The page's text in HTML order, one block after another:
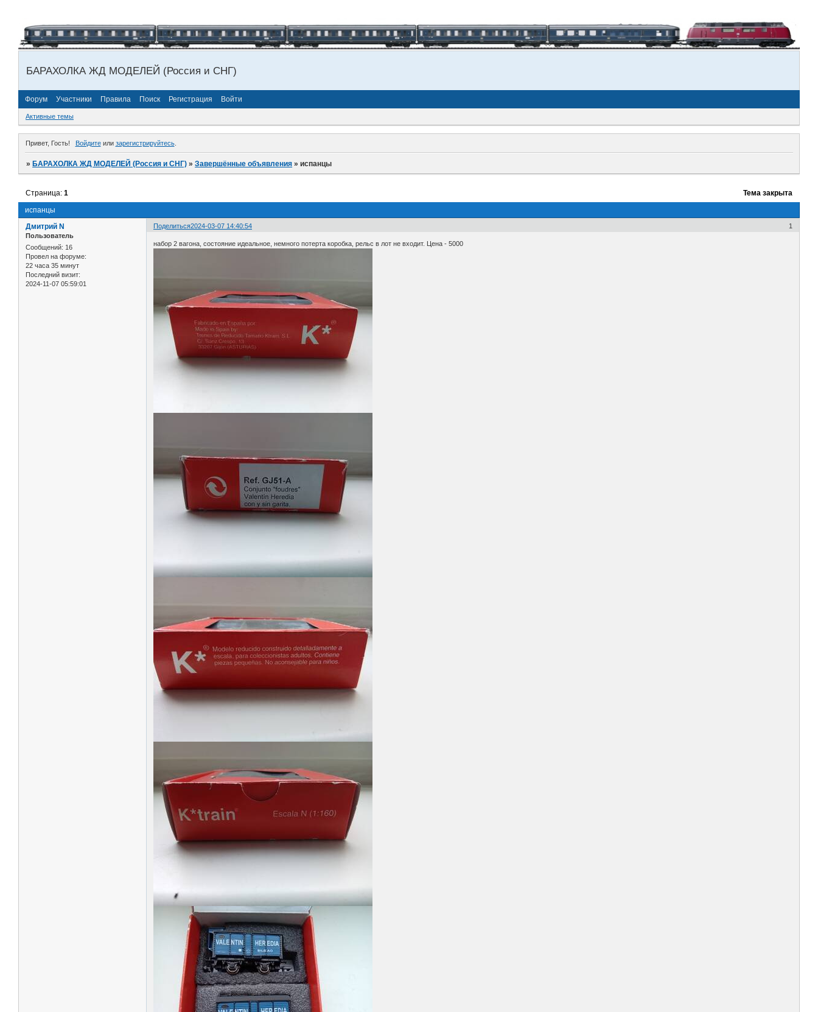
БАРАХОЛКА ЖД МОДЕЛЕЙ (Россия и СНГ)
Форум Участники Правила Поиск Регистрация Войти
Активные темы
Привет, Гость! Войдитеили зарегистрируйтесь.
»БАРАХОЛКА ЖД МОДЕЛЕЙ (Россия и СНГ) »Завершённые объявления »испанцы
испанцы
Страница:1 Тема закрыта
Поделиться 1
2024-03-07 14:40:54
Дмитрий N
Пользователь
Сообщений: 16
Провел на форуме:
22 часа 35 минут
Последний визит:
2024-11-07 05:59:01
набор 2 вагона, состояние идеальное, немного потерта коробка, рельс в лот не входит. Цена - 5000